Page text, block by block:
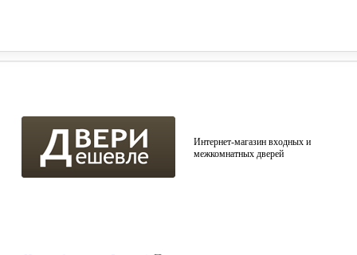
Интернет-магазин входных и
межкомнатных дверей